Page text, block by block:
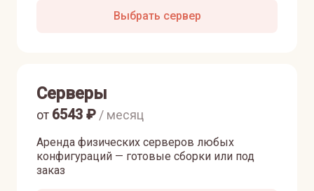
Выбрать сервер
Серверы
Аренда физических серверов любых
конфигураций — готовые сборки или под
заказ
от 6543 ₽ / месяц